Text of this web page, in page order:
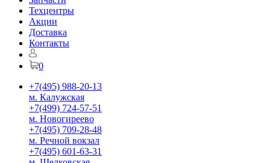
Техцентры
Акции
Доставка
Контакты
0
+7(495) 988-20-13
м. Калужская
+7(499) 724-57-51
м. Новогиреево
+7(495) 709-28-48
м. Речной вокзал
+7(495) 601-63-31